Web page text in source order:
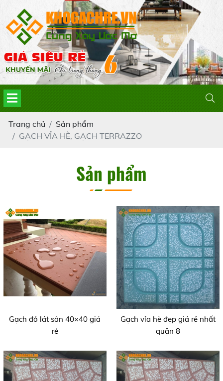
Trang chủ
Sản phẩm
GẠCH VỈA HÈ, GẠCH TERRAZZO
Sản phẩm
Gạch đỏ lát sân 40×40 giá
rẻ
Gạch vỉa hè đẹp giá rẻ nhất
quận 8